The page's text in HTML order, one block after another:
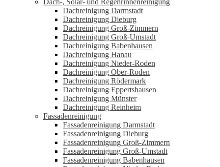
Dach-, Solar- und Regenrinnenreinigung
Dachreinigung Darmstadt
Dachreinigung Dieburg
Dachreinigung Groß-Zimmern
Dachreinigung Groß-Umstadt
Dachreinigung Babenhausen
Dachreinigung Hanau
Dachreinigung Nieder-Roden
Dachreinigung Ober-Roden
Dachreinigung Rödermark
Dachreinigung Eppertshausen
Dachreinigung Münster
Dachreinigung Reinheim
Fassadenreinigung
Fassadenreinigung Darmstadt
Fassadenreinigung Dieburg
Fassadenreinigung Groß-Zimmern
Fassadenreinigung Groß-Umstadt
Fassadenreinigung Babenhausen